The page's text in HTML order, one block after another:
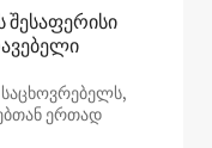
შესაფერისი
ერთად